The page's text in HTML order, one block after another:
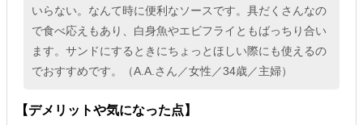
いらない。なんて時に便利なソースです。具だくさんなの
で食べ応えもあり、白身魚やエビフライともばっちり合い
ます。サンドにするときにちょっとほしい際にも使えるの
でおすすめです。（A.A.さん／女性／34歳／主婦）
【デメリットや気になった点】